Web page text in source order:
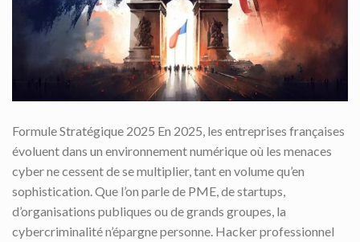
Formule Stratégique 2025 En 2025, les entreprises françaises
évoluent dans un environnement numérique où les menaces
cyber ne cessent de se multiplier, tant en volume qu’en
sophistication. Que l’on parle de PME, de startups,
d’organisations publiques ou de grands groupes, la
cybercriminalité n’épargne personne. Hacker professionnel